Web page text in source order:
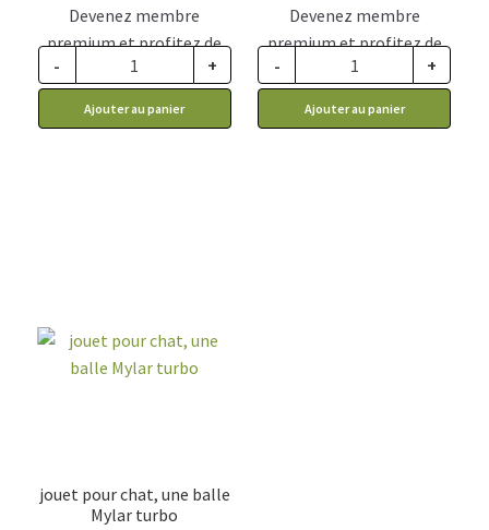
Devenez membre
premium et profitez de
ce prix rabais : 14.02$ CA
- +
Ajouter au panier
Devenez membre
premium et profitez de
ce prix rabais : 18.14$ CA
- +
Ajouter au panier
jouet pour chat, une balle
Mylar turbo